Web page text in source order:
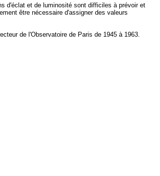
d'éclat et de luminosité sont difficiles à prévoir et
être nécessaire d'assigner des valeurs
de l'Observatoire de Paris de 1945 à 1963.